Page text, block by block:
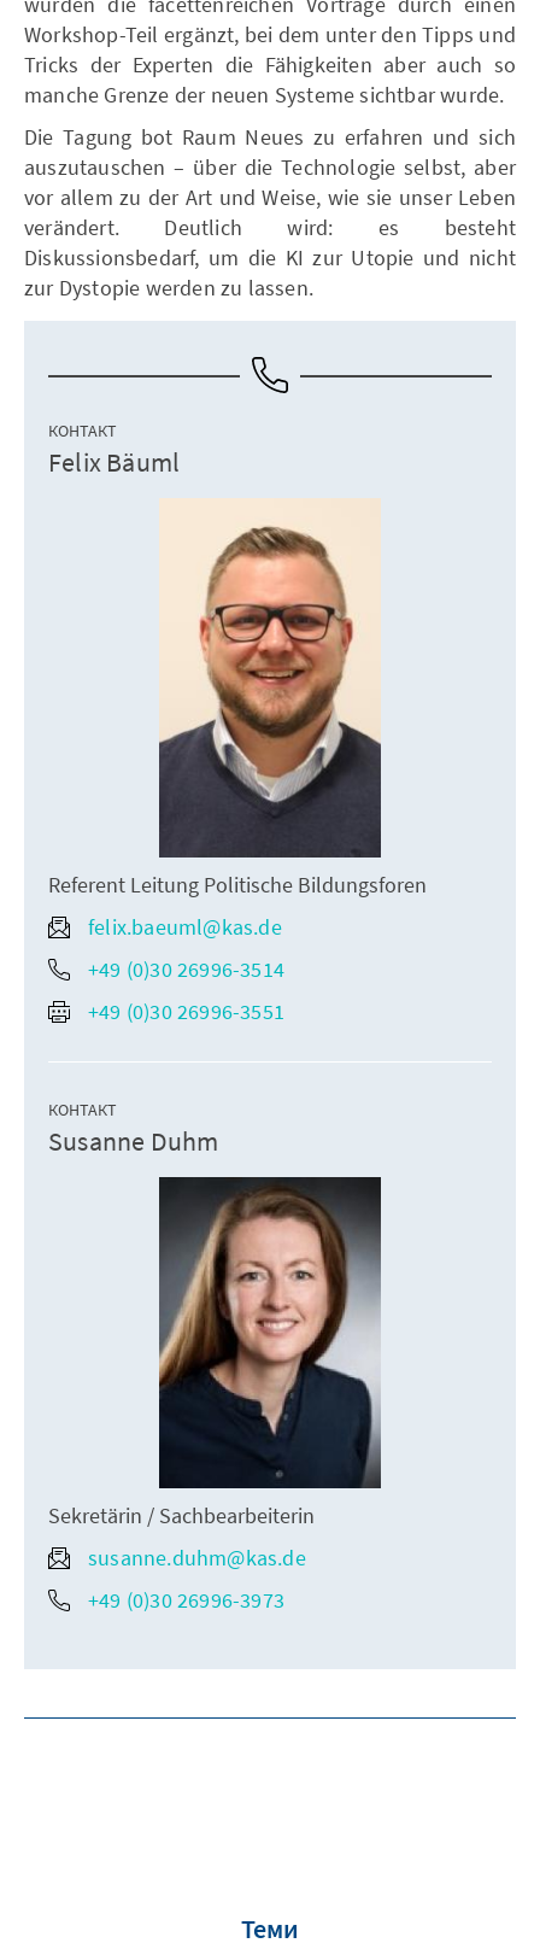
Workshop-Teil ergänzt, bei dem unter den Tipps und
Tricks der Experten die Fähigkeiten aber auch so
manche Grenze der neuen Systeme sichtbar wurde.
Die Tagung bot Raum Neues zu erfahren und sich
auszutauschen – über die Technologie selbst, aber
vor allem zu der Art und Weise, wie sie unser Leben
verändert. Deutlich wird: es besteht
Diskussionsbedarf, um die KI zur Utopie und nicht
zur Dystopie werden zu lassen.
КОНТАКТ
Felix Bäuml
Referent Leitung Politische Bildungsforen
felix.baeuml@kas.de
+49 (0)30 26996-3514
+49 (0)30 26996-3551
КОНТАКТ
Susanne Duhm
Sekretärin / Sachbearbeiterin
susanne.duhm@kas.de
+49 (0)30 26996-3973
Теми